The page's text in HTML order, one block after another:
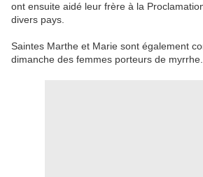
ont ensuite aidé leur frère à la
divers pays
Saintes Marthe et Marie sont également
dimanche des femmes porteurs de myrrhe